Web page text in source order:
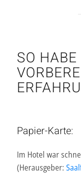
SO
Papier-Karte:
Im Hotel war
(Herausgeber: